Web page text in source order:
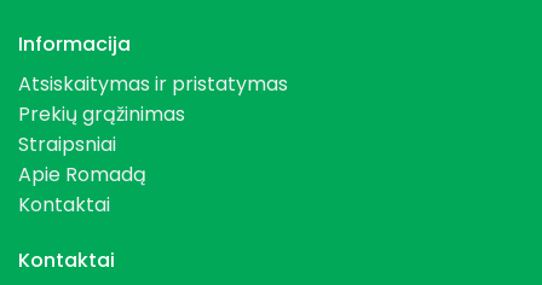
Informacija
Atsiskaitymas ir pristatymas
Prekių grąžinimas
Straipsniai
Apie Romadą
Kontaktai
Kontaktai